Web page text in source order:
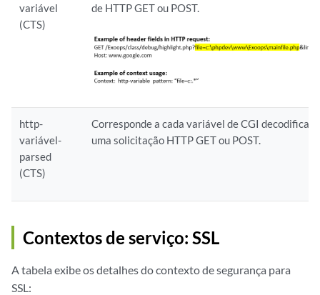
variável
(CTS)
de HTTP GET ou POST.
http-
variável-
parsed
(CTS)
Corresponde a cada variável de CGI
uma solicitação HTTP GET ou POST.
Contextos de serviço: SSL
A tabela exibe os detalhes do contexto de segurança para
SSL: